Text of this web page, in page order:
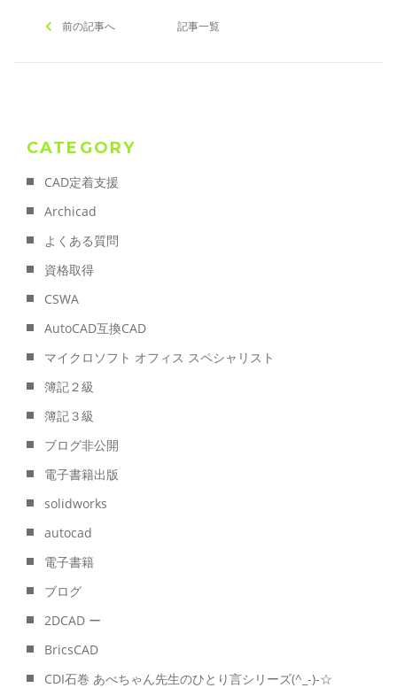
前の記事へ 記事一覧
CATEGORY
CAD定着支援
Archicad
よくある質問
資格取得
CSWA
AutoCAD互換CAD
マイクロソフト オフィス スペシャリスト
簿記２級
簿記３級
ブログ非公開
電子書籍出版
solidworks
autocad
電子書籍
ブログ
2DCAD ー
BricsCAD
CDI石巻 あべちゃん先生のひとり言シリーズ(^_-)-☆